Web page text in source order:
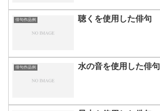
俳句作品例 聴くを使用した俳句
俳句作品例 水の音を使用した俳句